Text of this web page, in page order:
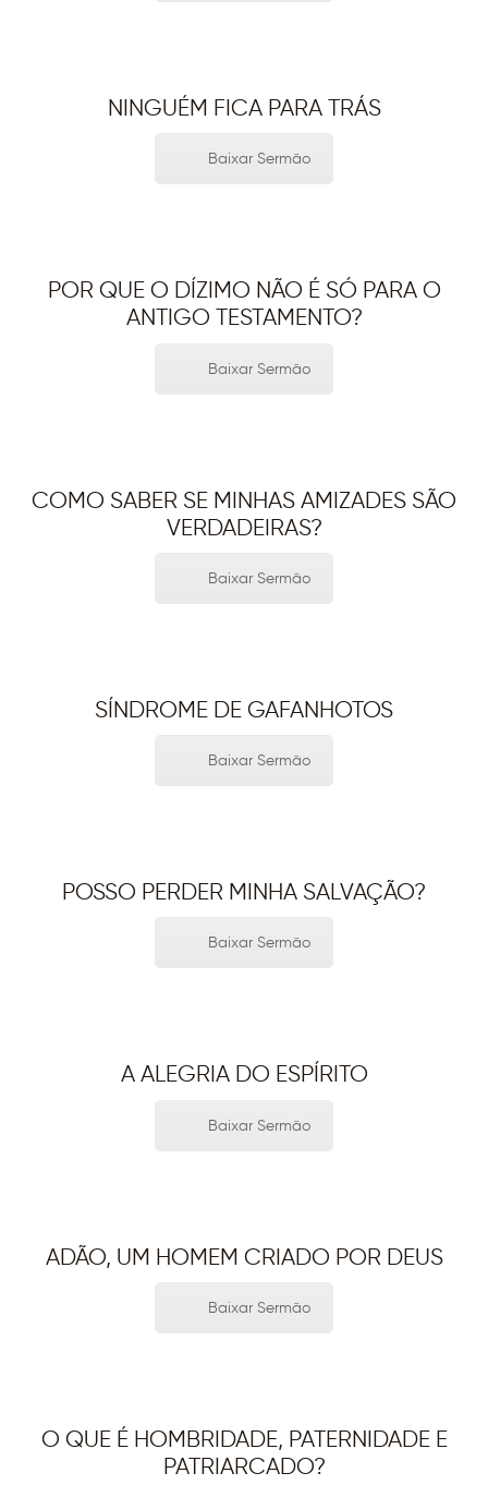
NINGUÉM FICA PARA TRÁS
Baixar Sermão
POR QUE O DÍZIMO NÃO É SÓ PARA O
ANTIGO TESTAMENTO?
Baixar Sermão
COMO SABER SE MINHAS AMIZADES SÃO
VERDADEIRAS?
Baixar Sermão
SÍNDROME DE GAFANHOTOS
Baixar Sermão
POSSO PERDER MINHA SALVAÇÃO?
Baixar Sermão
A ALEGRIA DO ESPÍRITO
Baixar Sermão
ADÃO, UM HOMEM CRIADO POR DEUS
Baixar Sermão
O QUE É HOMBRIDADE, PATERNIDADE E
PATRIARCADO?